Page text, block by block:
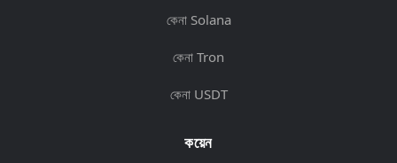
কেনা Solana
কেনা Tron
কেনা USDT
কয়েন